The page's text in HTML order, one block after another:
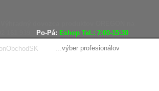
Po-Pá: Eshop Tel.: 7:00-15:30
...výber profesionálov